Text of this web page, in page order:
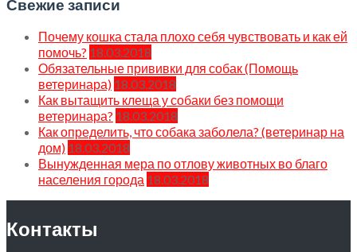
Свежие записи
Почему кошка стала плохо себя чувствовать и как ей
помочь? 18.03.2018
Обязательные прививки для собак (Помощь
ветеринара) 18.03.2018
Как вытащить клеща у собаки без помощи
ветеринара? 18.03.2018
Как определить, что собака заболела? (ветеринар на
дом) 18.03.2018
Вынужденная мера по отлову животных во благо
населения города 18.03.2018
Контакты